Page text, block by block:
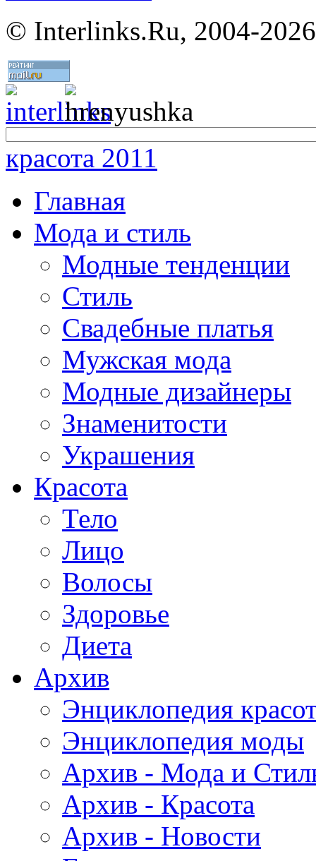
© Interlinks.Ru, 2004-2026
красота 2011
Главная
Мода и стиль
Модные тенденции
Стиль
Свадебные платья
Мужская мода
Модные дизайнеры
Знаменитости
Украшения
Красота
Тело
Лицо
Волосы
Здоровье
Диета
Архив
Энциклопедия
Энциклопедия моды
Архив - Мода и
Архив - Красота
Архив - Новости